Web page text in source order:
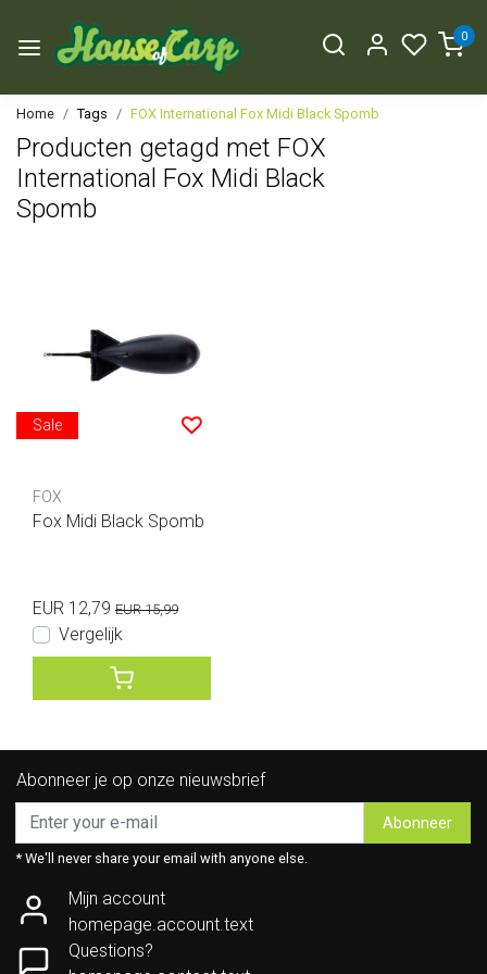
0
Home Tags FOX International Fox Midi Black Spomb
Producten getagd met FOX
International Fox Midi Black
Spomb
Sale
FOX
Fox Midi Black Spomb
EUR 12,79 EUR 15,99
Vergelijk
Abonneer je op onze nieuwsbrief
Abonneer
* We'll never share your email with anyone else.
Mijn account
homepage.account.text
Questions?